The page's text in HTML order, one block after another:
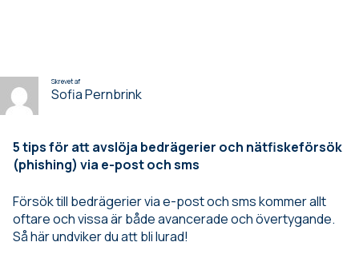
Skrevet af
Sofia Pernbrink
5 tips för att avslöja bedrägerier och nätfiskeförsök
(phishing) via e-post och sms
Försök till bedrägerier via e-post och sms kommer allt
oftare och vissa är både avancerade och övertygande.
Så här undviker du att bli lurad!